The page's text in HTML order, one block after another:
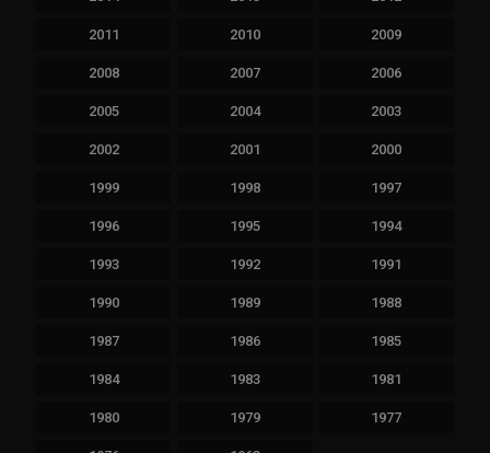
2011 2010 2009
2008 2007 2006
2005 2004 2003
2002 2001 2000
1999 1998 1997
1996 1995 1994
1993 1992 1991
1990 1989 1988
1987 1986 1985
1984 1983 1981
1980 1979 1977